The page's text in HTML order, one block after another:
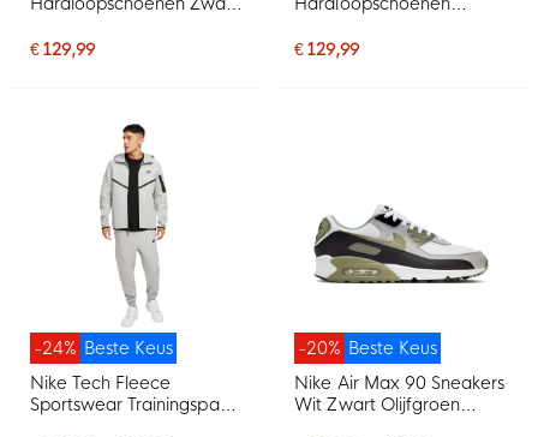
€ 129,99
Paars
€ 129,99
Beste Keus
-24%
Nike Tech Fleece
Sportswear Trainingspak
Beste Keus
-20%
Nike Air Max 90 Sneakers
Wit Zwart Olijfgroen